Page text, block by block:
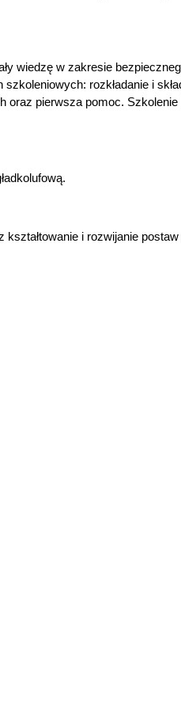
wiedzę w zakresie
rozkładanie i
pierwsza pomoc.
i rozwijanie